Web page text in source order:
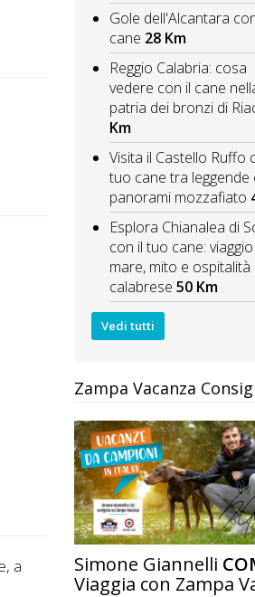
a
Gole dell'Alcantara
cane 28 Km
Reggio Calabria: cosa
vedere con il cane
patria dei bronzi di
Km
Visita il Castello Ruffo
tuo cane tra leggende
panorami mozzafiato
Esplora Chianalea di
con il tuo cane:
mare, mito e ospitalità
calabrese 50 Km
Vedi tutti
Zampa Vacanza
Simone Giannelli
Viaggia con Zampa